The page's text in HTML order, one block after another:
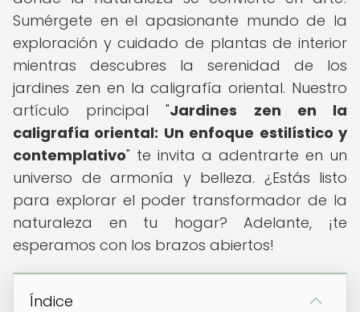
Sumérgete en el apasionante mundo de la
exploración y cuidado de plantas de interior
mientras descubres la serenidad de los
jardines zen en la caligrafía oriental. Nuestro
artículo principal "Jardines zen en la
caligrafía oriental: Un enfoque estilístico y
contemplativo" te invita a adentrarte en un
universo de armonía y belleza. ¿Estás listo
para explorar el poder transformador de la
naturaleza en tu hogar? Adelante, ¡te
esperamos con los brazos abiertos!
Índice